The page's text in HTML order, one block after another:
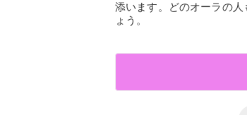
添います。どのオーラの
ょう。